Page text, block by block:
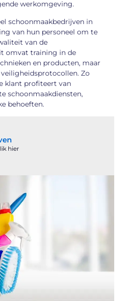
werkomgeving.
schoonmaakbedrijven in
van hun personeel om te
van de
omvat training in de
en producten, maar
Zo
klant profiteert van
schoonmaakdiensten,
behoeften.
hier